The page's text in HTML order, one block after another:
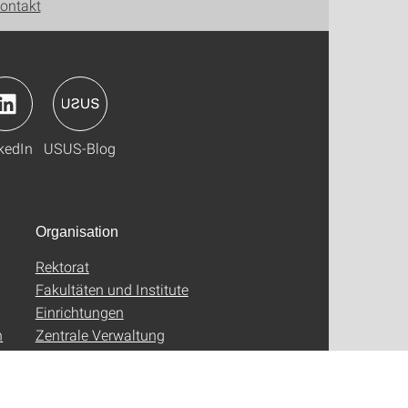
USUS-Blog
Organisation
Rektorat
Fakultäten und Institute
Einrichtungen
Zentrale Verwaltung